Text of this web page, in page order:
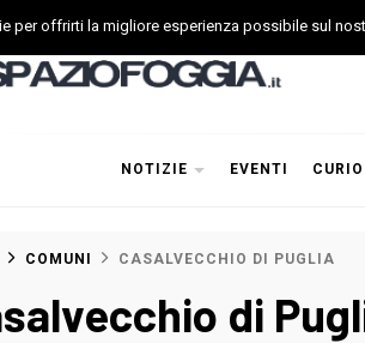
NOTIZIE EVENTI
COMUNI CASALVECCHIO DI PUGLIA
di
per offrirti la migliore esperienza possibile sul